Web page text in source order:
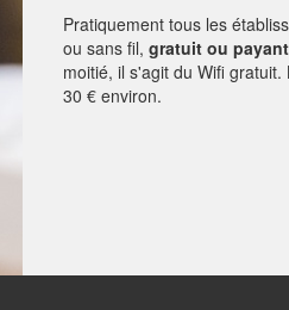
Pratiquement tous les
ou sans fil, gratuit ou payant
moitié, il s'agit du Wifi
30 € environ.